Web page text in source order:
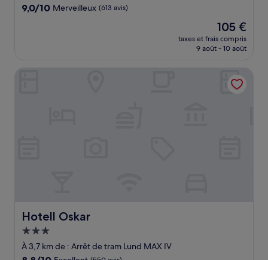
9.0
9,0/10 Merveilleux (613 avis)
Le
nouveau
prix
de
105 €
105 €
taxes et frais compris
9 août - 10 août
Hotell Oskar
Hotell Oskar
Hébergement
3.0 étoiles
À 3,7 km de : Arrêt de tram Lund MAX IV